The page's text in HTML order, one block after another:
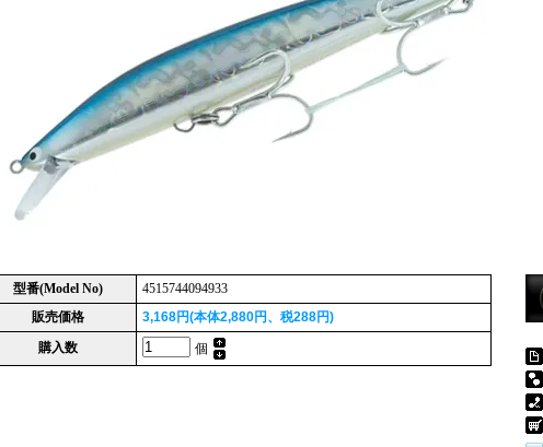
型番(Model No)
4515744094933
販売価格
3,168円(本体2,880円、税288円)
購入数
個